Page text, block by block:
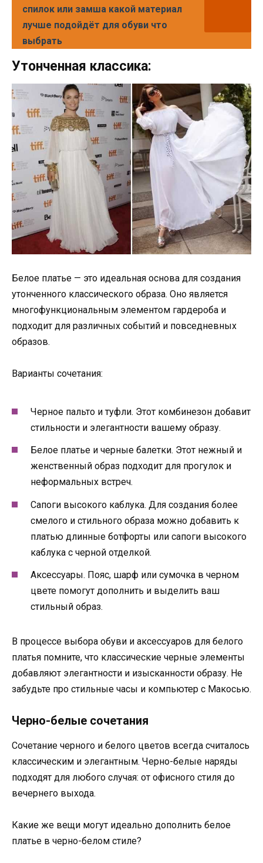
спилок или замша какой материал
лучше подойдёт для обуви что
выбрать
Утонченная классика:
Белое платье — это идеальная основа для создания
утонченного классического образа. Оно является
многофункциональным элементом гардероба и
подходит для различных событий и повседневных
образов.
Варианты сочетания:
Черное пальто и туфли. Этот комбинезон добавит
стильности и элегантности вашему образу.
Белое платье и черные балетки. Этот нежный и
женственный образ подходит для прогулок и
неформальных встреч.
Сапоги высокого каблука. Для создания более
смелого и стильного образа можно добавить к
платью длинные ботфорты или сапоги высокого
каблука с черной отделкой.
Аксессуары. Пояс, шарф или сумочка в черном
цвете помогут дополнить и выделить ваш
стильный образ.
В процессе выбора обуви и аксессуаров для белого
платья помните, что классические черные элементы
добавляют элегантности и изысканности образу. Не
забудьте про стильные часы и компьютер с Макосью.
Черно-белые сочетания
Сочетание черного и белого цветов всегда считалось
классическим и элегантным. Черно-белые наряды
подходят для любого случая: от офисного стиля до
вечернего выхода.
Какие же вещи могут идеально дополнить белое
платье в черно-белом стиле?